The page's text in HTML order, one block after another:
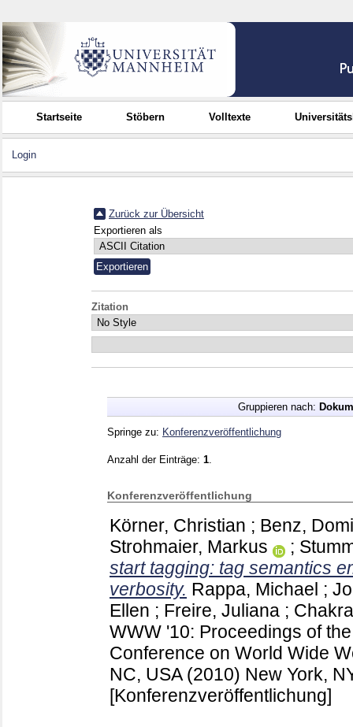
Startseite Stöbern Volltexte
Login
Zurück zur Übersicht
Exportieren als
Zitation
Gruppieren nach:
Springe zu: Konferenzveröffentlichung
Anzahl der Einträge: 1
Konferenzveröffentlichung
Körner, Christian ; Benz,
Strohmaier, Markus
;
start tagging: tag semantics
verbosity. Rappa, Michael ;
Ellen ; Freire, Juliana ;
WWW '10: Proceedings of
Conference on World Wide
NC, USA (2010) New York,
[Konferenzveröffentlichung]